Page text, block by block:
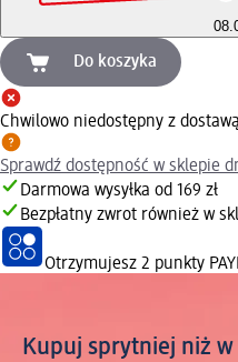
Do koszyka
Chwilowo niedostępny z dostawą
Sprawdź dostępność w sklepie
Darmowa wysyłka od 169 zł
Bezpłatny zwrot również w
Otrzymujesz 2 punkty
Kupuj sprytniej niż